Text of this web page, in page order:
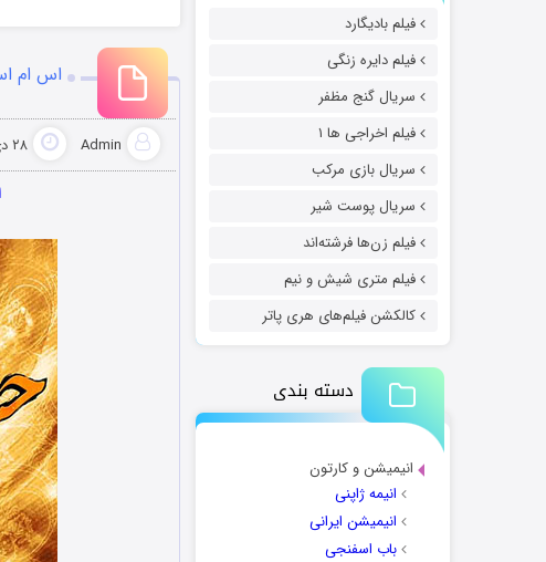
فیلم بادیگارد
فیلم دایره زنگی
سریال گنج مظفر
فیلم اخراجی ها ۱
سریال بازی مرکب
سریال پوست شیر
فیلم زن‌ها فرشته‌اند
فیلم متری شیش و نیم
کالکشن فیلم‌های هری پاتر
دسته بندی
انیمیشن و کارتون
انیمه ژاپنی
انیمیشن ایرانی
باب اسفنجی
اس ام
Admin ۲۸ دی ۱۳۹۴